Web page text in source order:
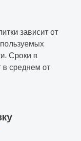
зависит от
Сроки в
в среднем от